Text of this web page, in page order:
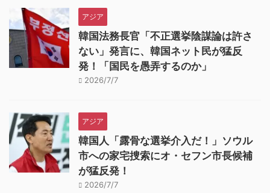
アジア
韓国法務長官「不正選挙陰謀論は許さ
ない」発言に、韓国ネット民が猛反
発！「国民を愚弄するのか」
2026/7/7
アジア
韓国人「露骨な選挙介入だ！」ソウル
市への家宅捜索にオ・セフン市長候補
が猛反発！
2026/7/7